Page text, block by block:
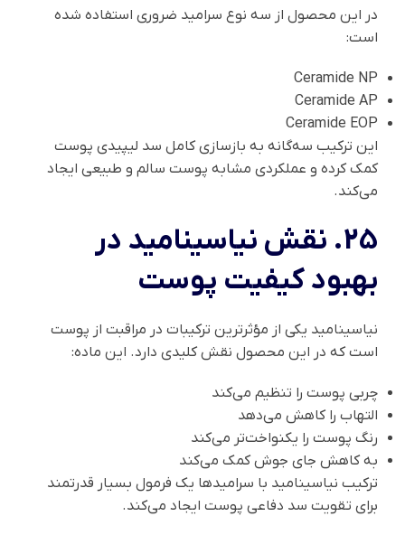
در این محصول از سه نوع سرامید ضروری استفاده شده
است:
Ceramide NP
Ceramide AP
Ceramide EOP
این ترکیب سه‌گانه به بازسازی کامل سد لیپیدی پوست
کمک کرده و عملکردی مشابه پوست سالم و طبیعی ایجاد
می‌کند.
25. نقش نیاسینامید در
بهبود کیفیت پوست
نیاسینامید یکی از مؤثرترین ترکیبات در مراقبت از پوست
است که در این محصول نقش کلیدی دارد. این ماده:
چربی پوست را تنظیم می‌کند
التهاب را کاهش می‌دهد
رنگ پوست را یکنواخت‌تر می‌کند
به کاهش جای جوش کمک می‌کند
ترکیب نیاسینامید با سرامیدها یک فرمول بسیار قدرتمند
برای تقویت سد دفاعی پوست ایجاد می‌کند.